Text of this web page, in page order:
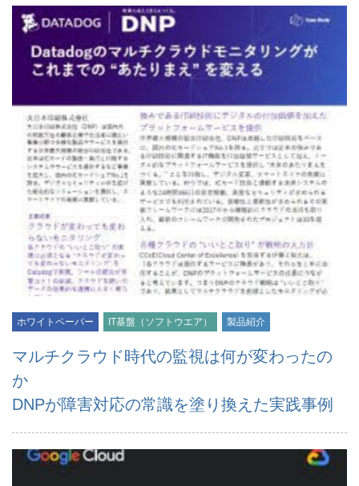
ホワイトペーパー IT基盤（ソフトウエア） 製品紹介
マルチクラウド時代の監視は何が変わったの
か
DNPが障害対応の常識を塗り換えた実践事例